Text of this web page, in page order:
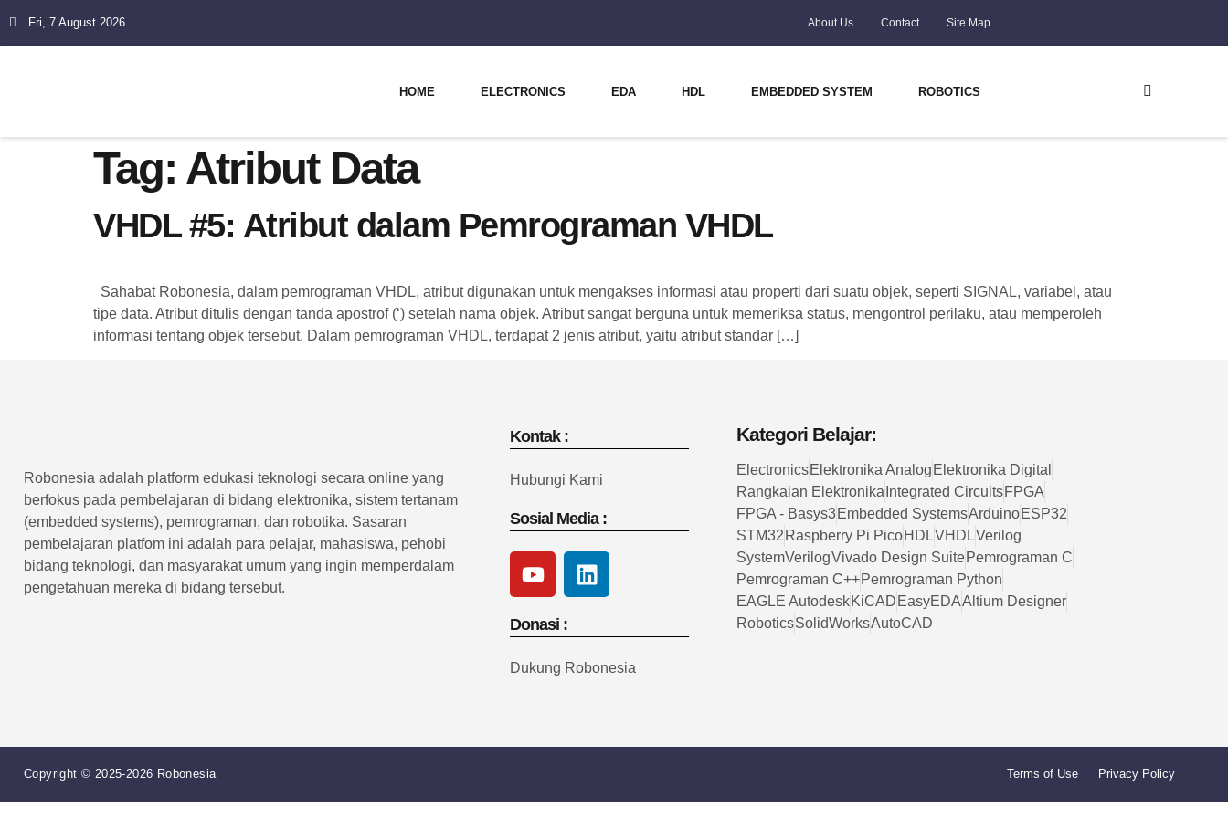
Fri, 7 August 2026 About Us Contact Site Map
HOME ELECTRONICS EDA HDL EMBEDDED SYSTEM ROBOTICS
Tag: Atribut Data
VHDL #5: Atribut dalam Pemrograman VHDL
Sahabat Robonesia, dalam pemrograman VHDL, atribut digunakan untuk mengakses informasi atau properti dari suatu objek, seperti SIGNAL, variabel, atau
tipe data. Atribut ditulis dengan tanda apostrof (‘) setelah nama objek. Atribut sangat berguna untuk memeriksa status, mengontrol perilaku, atau memperoleh
informasi tentang objek tersebut. Dalam pemrograman VHDL, terdapat 2 jenis atribut, yaitu atribut standar […]
Robonesia adalah platform edukasi teknologi secara online yang
berfokus pada pembelajaran di bidang elektronika, sistem tertanam
(embedded systems), pemrograman, dan robotika. Sasaran
pembelajaran platfom ini adalah para pelajar, mahasiswa, pehobi
bidang teknologi, dan masyarakat umum yang ingin memperdalam
pengetahuan mereka di bidang tersebut.
Kontak :
Hubungi Kami
Sosial Media :
Donasi :
Dukung Robonesia
Kategori Belajar:
ElectronicsElektronika Analog Elektronika Digital
Rangkaian Elektronika Integrated CircuitsFPGA
FPGA - Basys3Embedded SystemsArduinoESP32
STM32 Raspberry Pi PicoHDLVHDLVerilog
SystemVerilogVivado Design SuitePemrograman C
Pemrograman C++Pemrograman Python
EAGLE AutodeskKiCAD EasyEDAAltium Designer
RoboticsSolidWorksAutoCAD
Copyright © 2025-2026 Robonesia Terms of Use Privacy Policy